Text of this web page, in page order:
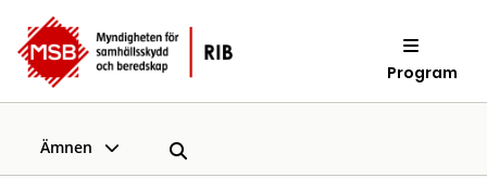
Program
Ämnen